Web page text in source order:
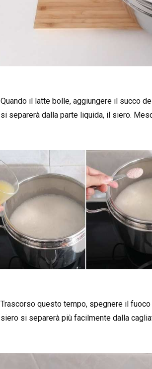
Quando il latte bolle, aggiungere il succo
si separerà dalla parte liquida, il siero.
Trascorso questo tempo, spegnere il
siero si separerà più facilmente dalla